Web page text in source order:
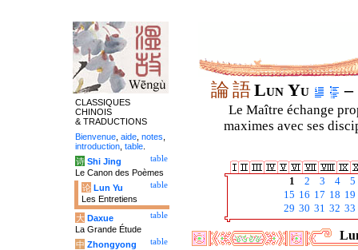
論語Lun Yu –
Le Maître échange
maximes avec ses
1 2 3 4
5
15 16 17 18 19
29 30 31 32 33
CLASSIQUES
CHINOIS
& TRADUCTIONS
Bienvenue aide notes
introduction table
table
诗 Shi Jing
Le Canon des Poèmes
table
论 Lun Yu
Les Entretiens
table
大 Daxue
La Grande Étude
table
中 Zhongyong